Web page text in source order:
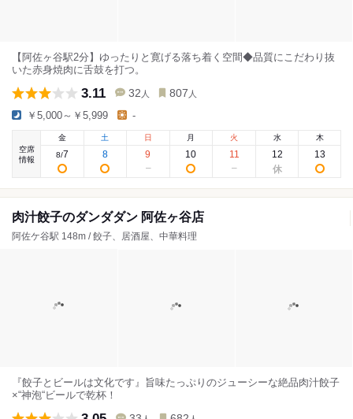
【阿佐ヶ谷駅2分】ゆったりと寛げる落ち着く空間◆品質にこだわり抜
いた赤身焼肉に舌鼓を打つ。
3.11 32 人 807 人
￥5,000～￥5,999 -
空席
情報
金
8/7
土
8
日
9
月
10
火
11
水
12
木
13
肉汁餃子のダンダダン 阿佐ヶ谷店
阿佐ケ谷駅 148m / 餃子、居酒屋、中華料理
『餃子とビールは文化です』旨味たっぷりのジューシーな絶品肉汁餃子
×“神泡“ビールで乾杯！